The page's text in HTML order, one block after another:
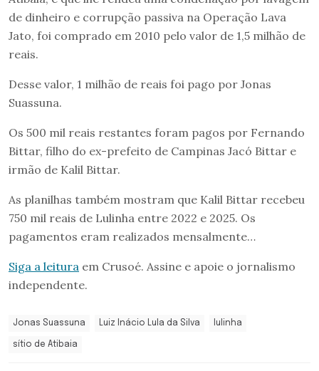
de dinheiro e corrupção passiva na Operação Lava
Jato, foi comprado em 2010 pelo valor de 1,5 milhão de
reais.
Desse valor, 1 milhão de reais foi pago por Jonas
Suassuna.
Os 500 mil reais restantes foram pagos por Fernando
Bittar, filho do ex-prefeito de Campinas Jacó Bittar e
irmão de Kalil Bittar.
As planilhas também mostram que Kalil Bittar recebeu
750 mil reais de Lulinha entre 2022 e 2025. Os
pagamentos eram realizados mensalmente…
Siga a leitura em Crusoé. Assine e apoie o jornalismo
independente.
Jonas Suassuna Luiz Inácio Lula da Silva lulinha
sítio de Atibaia